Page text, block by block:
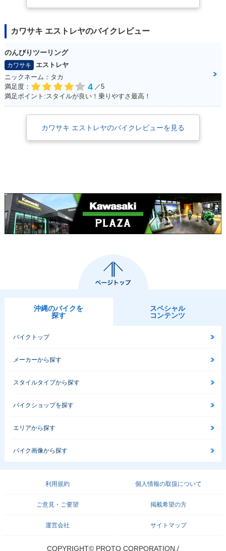
2007年 ESTRELL
2007年 ESTRELL
2006年 ESTRELLA
2006年 ESTRELLA
Custom・カラーチ
ェンジ
2005年 ESTRELLA
RS Chrome Versio
n
2005年 ESTRELLA
RS
2005年 ESTRELLA
Custom・カラーチ
ェンジ
2004年 ESTRELLA
RS Chrome Versio
n
2004年 ESTRELLA
2004年 ESTRELLA
2003年 ESTRELLA
RS Chrome Versio
2003年 ESTRELLA
2002年 ESTRELLA
Custom・カラーチ
Custom Limited edi
様
カワサキ エストレヤのバイクレビュー
のんびりツーリング
カワサキ
エストレヤ
ニックネーム：タカ
満足度：
4 ／5
満足ポイント:スタイルが良い！乗りやすさ最高！
カワサキ エストレヤのバイクレビューを見る
沖縄のバイクを
探す
スペシャル
コンテンツ
バイクトップ
メーカーから探す
スタイルタイプから探す
バイクショップを探す
エリアから探す
バイク画像から探す
利用規約 個人情報の取扱について
ご意見・ご要望 掲載希望の方
運営会社 サイトマップ
COPYRIGHT© PROTO CORPORATION./